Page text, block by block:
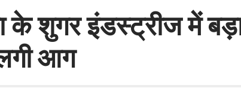
के शुगर इंडस्ट्रीज में
आग